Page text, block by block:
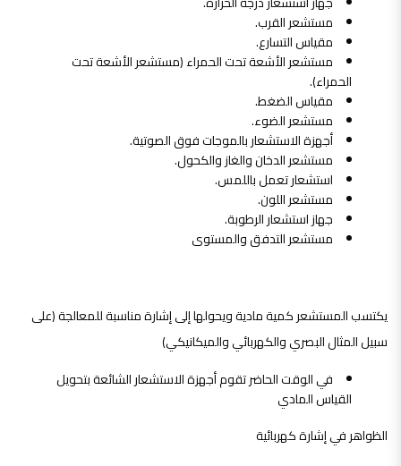
مستشعر القرب.
مقياس التسارع.
مستشعر الأشعة تحت الحمراء (مستشعر الأشعة تحت
الحمراء).
مقياس الضغط.
مستشعر الضوء.
أجهزة الاستشعار بالموجات فوق الصوتية.
مستشعر الدخان والغاز والكحول.
استشعار تعمل باللمس.
مستشعر اللون.
جهاز استشعار الرطوبة.
مستشعر التدفق والمستوى
يكتسب المستشعر كمية مادية ويحولها إلى إشارة مناسبة للمعالجة (على
سبيل المثال البصري والكهربائي والميكانيكي)
في الوقت الحاضر تقوم أجهزة الاستشعار الشائعة بتحويل
القياس المادي
الظواهر في إشارة كهربائية